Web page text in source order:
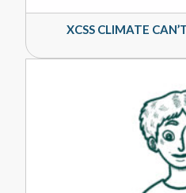
XCSS CLIMATE